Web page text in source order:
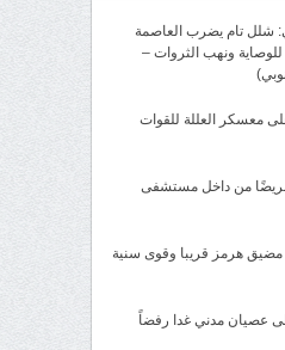
شلل تام يضرب العاصمة
ونهب الثروات –
معسكر العللة للقوات
من داخل مستشفى
مضيق هرمز قريبا وقوى سنية
عصيان مدني غدا رفضاً